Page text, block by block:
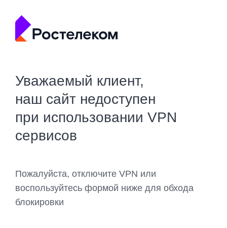
Уважаемый клиент,
наш сайт недоступен
при использовании VPN
сервисов
Пожалуйста, отключите VPN или
воспользуйтесь формой ниже для обхода
блокировки